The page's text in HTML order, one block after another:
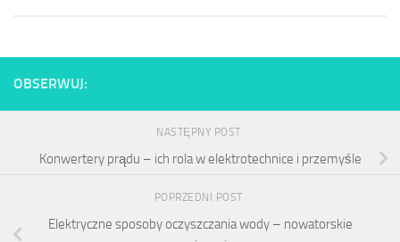
OBSERWUJ:
NASTĘPNY POST
Konwertery prądu – ich rola w elektrotechnice i przemyśle
POPRZEDNI POST
Elektryczne sposoby oczyszczania wody – nowatorskie